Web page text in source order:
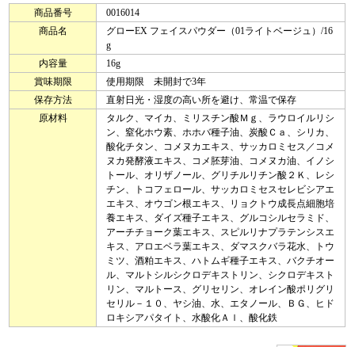
商品番号
0016014
商品名
グローEX フェイスパウダー（01ライトベージュ）/16
g
内容量
16g
賞味期限
使用期限 未開封で3年
保存方法
直射日光・湿度の高い所を避け、常温で保存
原材料
タルク、マイカ、ミリスチン酸Ｍｇ、ラウロイルリシ
ン、窒化ホウ素、ホホバ種子油、炭酸Ｃａ、シリカ、
酸化チタン、コメヌカエキス、サッカロミセス／コメ
ヌカ発酵液エキス、コメ胚芽油、コメヌカ油、イノシ
トール、オリザノール、グリチルリチン酸２Ｋ、レシ
チン、トコフェロール、サッカロミセスセレビシアエ
エキス、オウゴン根エキス、リョクトウ成長点細胞培
養エキス、ダイズ種子エキス、グルコシルセラミド、
アーチチョーク葉エキス、スピルリナプラテンシスエ
キス、アロエベラ葉エキス、ダマスクバラ花水、トウ
ミツ、酒粕エキス、ハトムギ種子エキス、バクチオー
ル、マルトシルシクロデキストリン、シクロデキスト
リン、マルトース、グリセリン、オレイン酸ポリグリ
セリル－１０、ヤシ油、水、エタノール、ＢＧ、ヒド
ロキシアパタイト、水酸化Ａｌ、酸化鉄